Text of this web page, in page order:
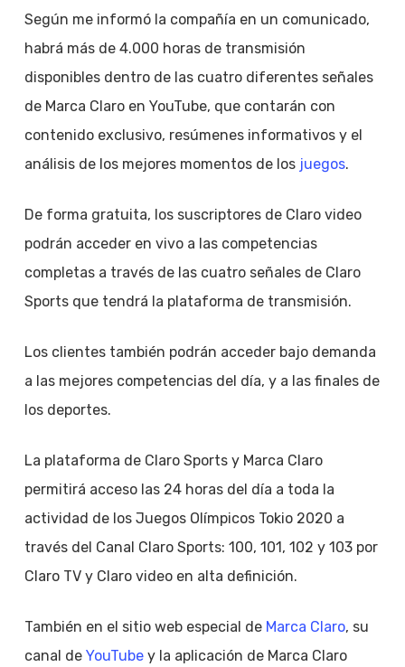
Según me informó la compañía en un comunicado,
habrá más de 4.000 horas de transmisión
disponibles dentro de las cuatro diferentes señales
de Marca Claro en YouTube, que contarán con
contenido exclusivo, resúmenes informativos y el
análisis de los mejores momentos de los juegos.
De forma gratuita, los suscriptores de Claro video
podrán acceder en vivo a las competencias
completas a través de las cuatro señales de Claro
Sports que tendrá la plataforma de transmisión.
Los clientes también podrán acceder bajo demanda
a las mejores competencias del día, y a las finales de
los deportes.
La plataforma de Claro Sports y Marca Claro
permitirá acceso las 24 horas del día a toda la
actividad de los Juegos Olímpicos Tokio 2020 a
través del Canal Claro Sports: 100, 101, 102 y 103 por
Claro TV y Claro video en alta definición.
También en el sitio web especial de Marca Claro, su
canal de YouTubey la aplicación de Marca Claro